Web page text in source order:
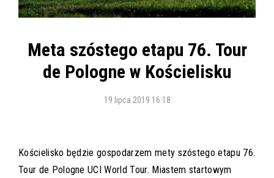
Meta szóstego etapu 76. Tour
de Pologne w Kościelisku
19 lipca 2019 16:18
Kościelisko będzie gospodarzem mety szóstego etapu 76.
Tour de Pologne UCI World Tour. Miastem startowym